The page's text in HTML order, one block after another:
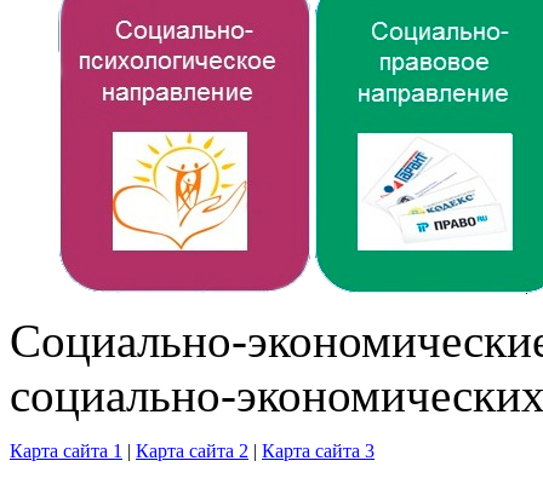
Cоциально-
социально-
Карта сайта 1 | Карта сайта 2 | Карта сайта 3